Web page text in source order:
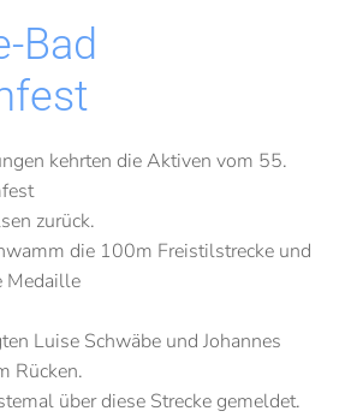
Bad
kehrten die Aktiven vom 55.
zurück.
die 100m Freistilstrecke und
Medaille
Luise Schwäbe und Johannes
Rücken.
über diese Strecke gemeldet.